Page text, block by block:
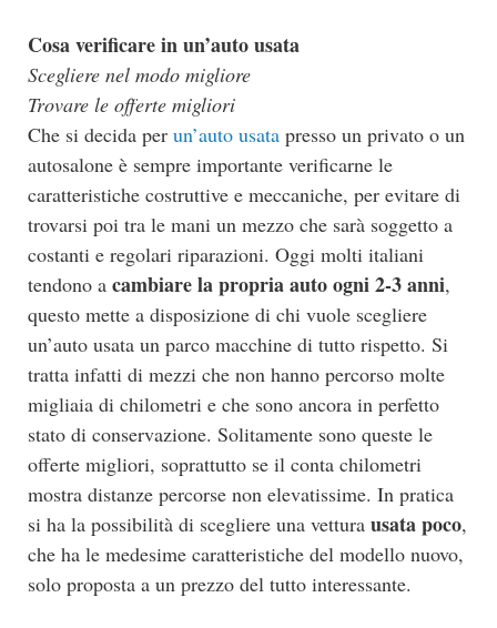
Cosa verificare in un’auto usata
Scegliere nel modo migliore
Trovare le offerte migliori
Che si decida per un’auto usata presso un privato o un
autosalone è sempre importante verificarne le
caratteristiche costruttive e meccaniche, per evitare di
trovarsi poi tra le mani un mezzo che sarà soggetto a
costanti e regolari riparazioni. Oggi molti italiani
tendono a cambiare la propria auto ogni 2-3 anni,
questo mette a disposizione di chi vuole scegliere
un’auto usata un parco macchine di tutto rispetto. Si
tratta infatti di mezzi che non hanno percorso molte
migliaia di chilometri e che sono ancora in perfetto
stato di conservazione. Solitamente sono queste le
offerte migliori, soprattutto se il conta chilometri
mostra distanze percorse non elevatissime. In pratica
si ha la possibilità di scegliere una vettura usata poco,
che ha le medesime caratteristiche del modello nuovo,
solo proposta a un prezzo del tutto interessante.